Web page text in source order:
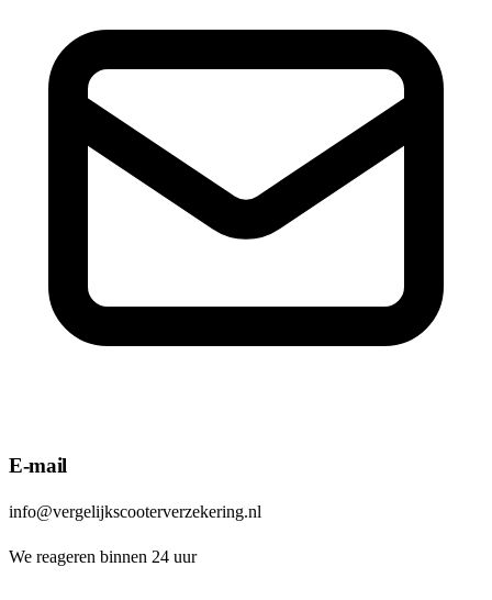
E-mail
info@vergelijkscooterverzekering.nl
We reageren binnen 24 uur